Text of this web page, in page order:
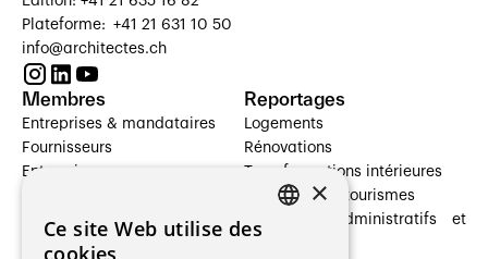
Plateforme: +41 21 631 10 50
info@architectes.ch
Membres
Entreprises & mandataires
Fournisseurs
Entreprises
Architectes paysagistes
Architectes d'intérieur
Reportages
Logements
Rénovations
Transformations intérieures
Hôtelleries et tourismes
Bâtiments administratifs et
×
Ce site Web utilise des
cookies